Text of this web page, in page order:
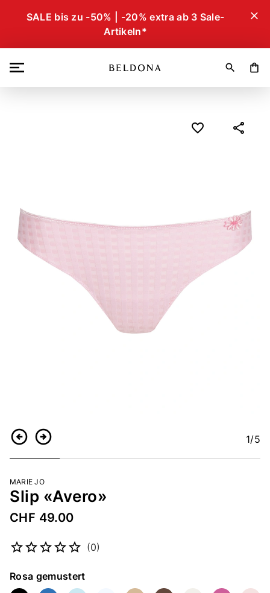
SALE bis zu -50% | -20% extra ab 3 Sale-
Artikeln*
close
search shopping_bag
ZurückWeiter 1/5
MARIE JO
Slip «Avero»
CHF 49.00
(0)
Farbe
Rosa gemustert